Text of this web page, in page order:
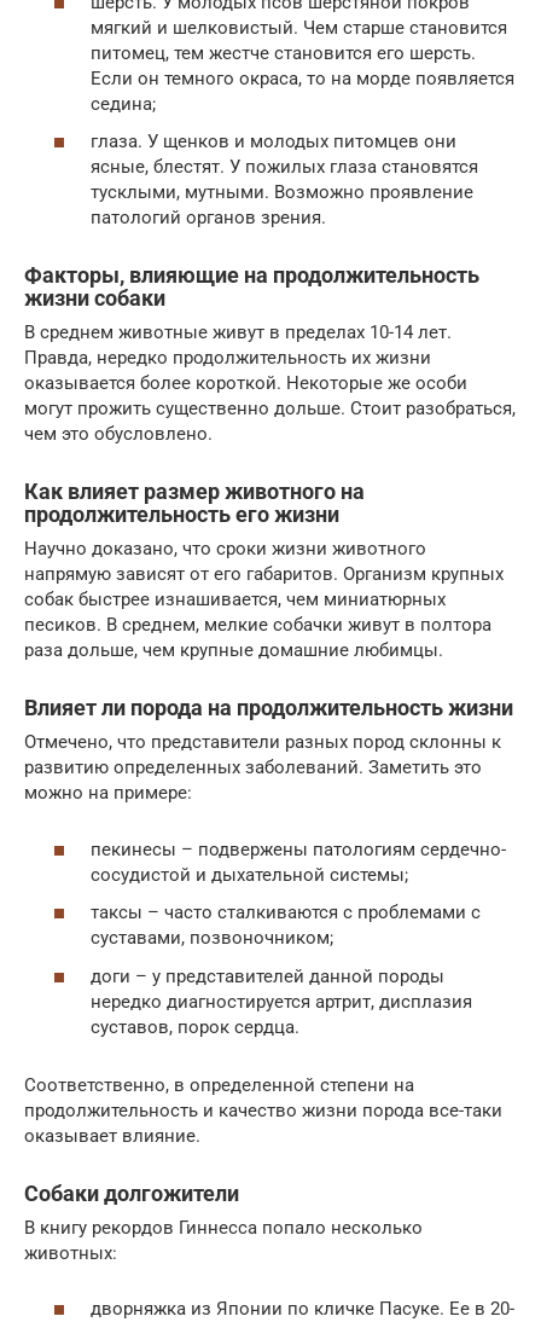
мягкий и шелковистый. Чем старше становится
питомец, тем жестче становится его шерсть.
Если он темного окраса, то на морде появляется
седина;
глаза. У щенков и молодых питомцев они
ясные, блестят. У пожилых глаза становятся
тусклыми, мутными. Возможно проявление
патологий органов зрения.
Факторы, влияющие на продолжительность
жизни собаки
В среднем животные живут в пределах 10-14 лет.
Правда, нередко продолжительность их жизни
оказывается более короткой. Некоторые же особи
могут прожить существенно дольше. Стоит разобраться,
чем это обусловлено.
Как влияет размер животного на
продолжительность его жизни
Научно доказано, что сроки жизни животного
напрямую зависят от его габаритов. Организм крупных
собак быстрее изнашивается, чем миниатюрных
песиков. В среднем, мелкие собачки живут в полтора
раза дольше, чем крупные домашние любимцы.
Влияет ли порода на продолжительность жизни
Отмечено, что представители разных пород склонны к
развитию определенных заболеваний. Заметить это
можно на примере:
пекинесы – подвержены патологиям сердечно-
сосудистой и дыхательной системы;
таксы – часто сталкиваются с проблемами с
суставами, позвоночником;
доги – у представителей данной породы
нередко диагностируется артрит, дисплазия
суставов, порок сердца.
Соответственно, в определенной степени на
продолжительность и качество жизни порода все-таки
оказывает влияние.
Собаки долгожители
В книгу рекордов Гиннесса попало несколько
животных:
дворняжка из Японии по кличке Пасуке. Ее в 20-